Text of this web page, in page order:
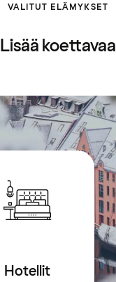
VALITUT ELÄMYKSET
Lisää koettavaa
Hotellit